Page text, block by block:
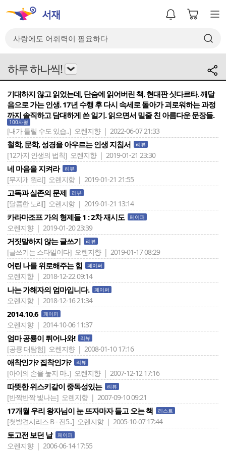
하루 하나씩!
기대하지 않고 읽었는데, 단숨에 읽어버린 책. 현대판 싯다르타. 깨달
음으로 가는 인생. 17년 수행 후 다시 속세로 돌아가 괴로워하는 과정
까지 솔직하고 담대하게 쓴 일기. 읽으면서 밑줄 친 아름다운 문장들.
100자평
[내가 틀릴 수도 있습..] 오렌지향 | 2022-06-07 21:33
철학, 문학, 성경을 아우르는 인생 지침서 리뷰
[12가지 인생의 법칙] 오렌지향 | 2019-01-21 23:30
네 마음을 지켜라 리뷰
[무지개 원리] 오렌지향 | 2019-01-21 21:55
고독과 실존의 문제 리뷰
[달콤한 노래] 오렌지향 | 2019-01-21 13:14
카라마조프 가의 형제들 1 : 2차 재시도 페이퍼
오렌지향 | 2019-01-20 23:39
거짓말하지 않는 글쓰기 리뷰
[글쓰기는 스타일이다] 오렌지향 | 2019-01-17 08:29
어린 나를 위로해주는 힘 페이퍼
오렌지향 | 2018-12-22 09:14
나는 가해자의 엄마입니다. 페이퍼
오렌지향 | 2018-12-16 21:34
2014.10.6 페이퍼
오렌지향 | 2014-10-06 11:37
엄마 공룡이 튀어나와! 리뷰
[공룡 대탐험] 오렌지향 | 2008-01-10 17:16
애착인가? 집착인가? 리뷰
[아이의 손을 놓지 마..] 오렌지향 | 2007-12-12 17:16
따뜻한 위스키같이 중독성있는 리뷰
[반짝반짝 빛나는] 오렌지향 | 2007-09-10 09:21
17개월 우리 왕자님이 눈 뜨자마자 들고 오는 책 리스트
[첫발견시리즈 B - 전5..] 오렌지향 | 2005-10-07 17:44
토고전 보던 날 페이퍼
오렌지향 | 2006-06-14 17:55